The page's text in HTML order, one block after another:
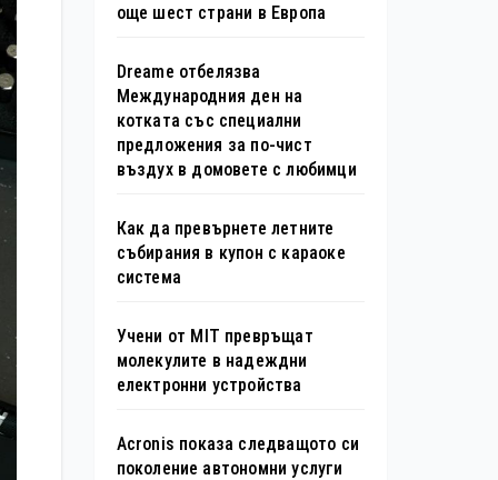
още шест страни в Европа
Dreame отбелязва
Международния ден на
котката със специални
предложения за по-чист
въздух в домовете с любимци
Как да превърнете летните
събирания в купон с караоке
система
Учени от MIT превръщат
молекулите в надеждни
електронни устройства
Acronis показа следващото си
поколение автономни услуги